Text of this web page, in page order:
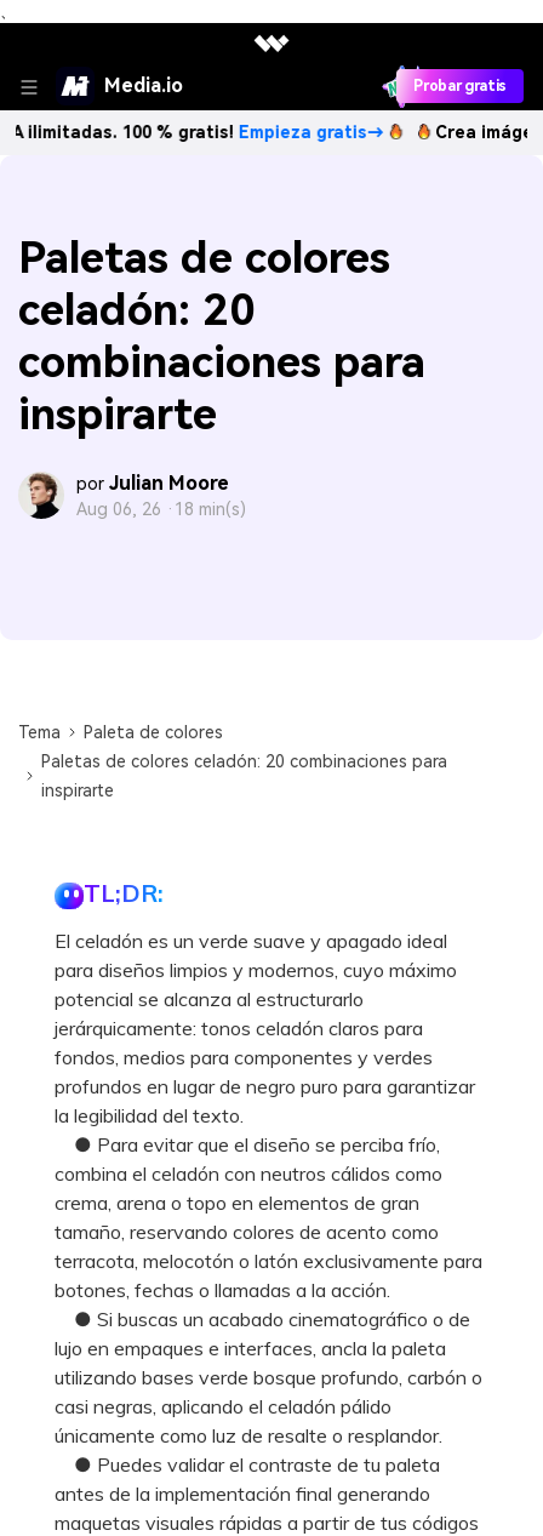
、
Media.io Probar gratis
100 % gratis! Empieza gratis→ Crea imágenes IA
Paletas de colores
celadón: 20
combinaciones para
inspirarte
por Julian Moore
Aug 06, 26 · 18 min(s)
Tema
Paleta de colores
Paletas de colores celadón: 20 combinaciones para
inspirarte
TL;DR:
El celadón es un verde suave y apagado ideal
para diseños limpios y modernos, cuyo máximo
potencial se alcanza al estructurarlo
jerárquicamente: tonos celadón claros para
fondos, medios para componentes y verdes
profundos en lugar de negro puro para garantizar
la legibilidad del texto.
● Para evitar que el diseño se perciba frío,
combina el celadón con neutros cálidos como
crema, arena o topo en elementos de gran
tamaño, reservando colores de acento como
terracota, melocotón o latón exclusivamente para
botones, fechas o llamadas a la acción.
● Si buscas un acabado cinematográfico o de
lujo en empaques e interfaces, ancla la paleta
utilizando bases verde bosque profundo, carbón o
casi negras, aplicando el celadón pálido
únicamente como luz de resalte o resplandor.
● Puedes validar el contraste de tu paleta
antes de la implementación final generando
maquetas visuales rápidas a partir de tus códigos